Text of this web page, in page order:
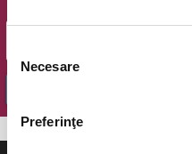
consimțământului
Necesare
Preferinţe